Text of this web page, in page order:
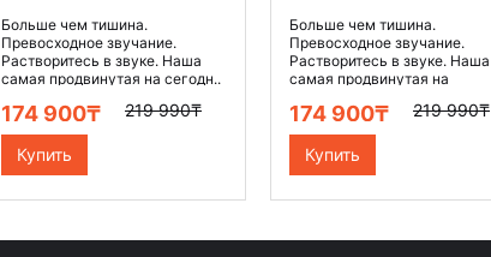
Больше чем тишина.
Превосходное звучание.
Растворитесь в звуке. Наша
самая продвинутая на сегодн..
174 900₸ 219 990₸
Купить
Больше чем тишина.
Превосходное звучание.
Растворитесь в звуке. Наша
самая продвинутая на
174 900₸ 219 990₸
Купить